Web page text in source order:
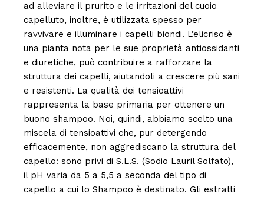
ad alleviare il prurito e le irritazioni del cuoio
capelluto, inoltre, è utilizzata spesso per
ravvivare e illuminare i capelli biondi. L’elicriso è
una pianta nota per le sue proprietà antiossidanti
e diuretiche, può contribuire a rafforzare la
struttura dei capelli, aiutandoli a crescere più sani
e resistenti. La qualità dei tensioattivi
rappresenta la base primaria per ottenere un
buono shampoo. Noi, quindi, abbiamo scelto una
miscela di tensioattivi che, pur detergendo
efficacemente, non aggrediscano la struttura del
capello: sono privi di S.L.S. (Sodio Lauril Solfato),
il pH varia da 5 a 5,5 a seconda del tipo di
capello a cui lo Shampoo è destinato. Gli estratti